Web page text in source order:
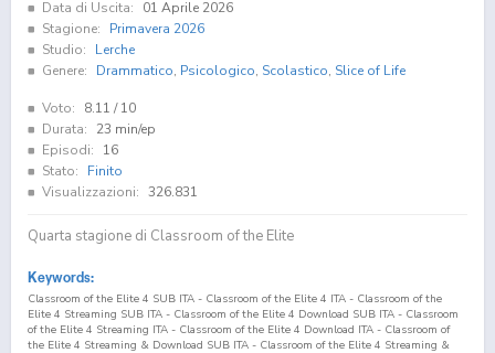
Data di Uscita:
01 Aprile 2026
Stagione:
Primavera 2026
Studio:
Lerche
Genere:
Drammatico, Psicologico, Scolastico, Slice of Life
Voto: 8.11 / 10
Durata:
23 min/ep
Episodi:
16
Stato:
Finito
Visualizzazioni: 326.831
Quarta stagione di Classroom of the Elite
Keywords:
Classroom of the Elite 4 SUB ITA - Classroom of the Elite 4 ITA - Classroom of the
Elite 4 Streaming SUB ITA - Classroom of the Elite 4 Download SUB ITA - Classroom
of the Elite 4 Streaming ITA - Classroom of the Elite 4 Download ITA - Classroom of
the Elite 4 Streaming & Download SUB ITA - Classroom of the Elite 4 Streaming &